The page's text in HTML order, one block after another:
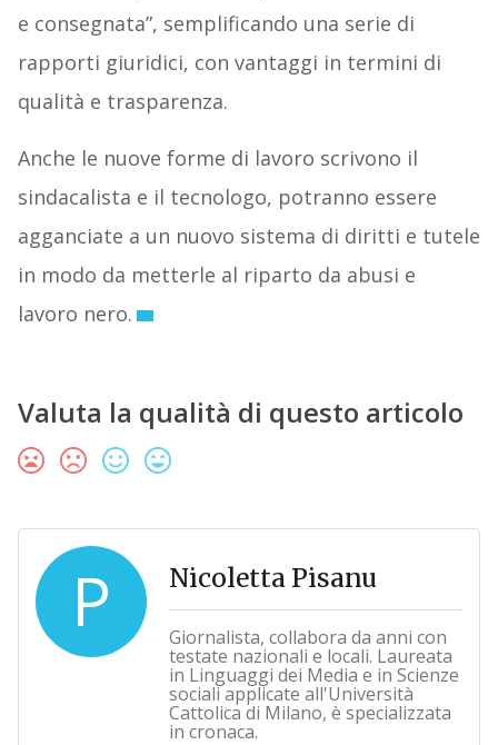
e consegnata”, semplificando una serie di
rapporti giuridici, con vantaggi in termini di
qualità e trasparenza.
Anche le nuove forme di lavoro scrivono il
sindacalista e il tecnologo, potranno essere
agganciate a un nuovo sistema di diritti e tutele
in modo da metterle al riparto da abusi e
lavoro nero.
Valuta la qualità di questo articolo
P Nicoletta Pisanu
Giornalista, collabora da anni con
testate nazionali e locali. Laureata
in Linguaggi dei Media e in Scienze
sociali applicate all'Università
Cattolica di Milano, è specializzata
in cronaca.